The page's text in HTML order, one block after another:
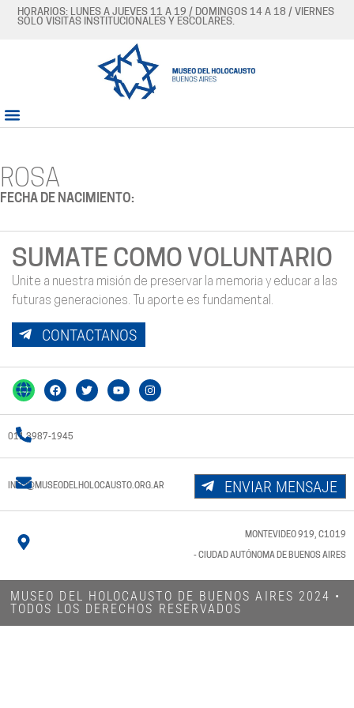
HORARIOS: LUNES A JUEVES 11 A 19 / DOMINGOS 14 A 18 / VIERNES
SÓLO VISITAS INSTITUCIONALES Y ESCOLARES.
ROSA
FECHA DE NACIMIENTO:
SUMATE COMO VOLUNTARIO
Unite a nuestra misión de preservar la memoria y educar a las
futuras generaciones. Tu aporte es fundamental.
CONTACTANOS
011 3987-1945
INFO@MUSEODELHOLOCAUSTO.ORG.AR ENVIAR MENSAJE
MONTEVIDEO 919, C1019
- CIUDAD AUTÓNOMA DE BUENOS AIRES
MUSEO DEL HOLOCAUSTO DE BUENOS AIRES 2024​ •
TODOS LOS DERECHOS RESERVADOS